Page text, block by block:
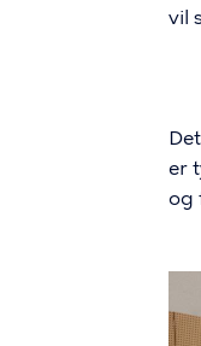
vil
er
og